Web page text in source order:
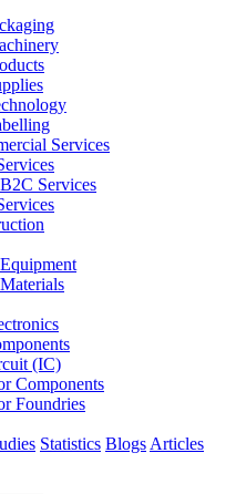
Services
Services
(IC)
Components
Foundries
Statistics Blogs Articles